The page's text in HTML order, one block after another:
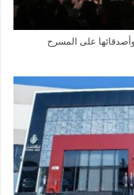
وأصدقائها على المسرح